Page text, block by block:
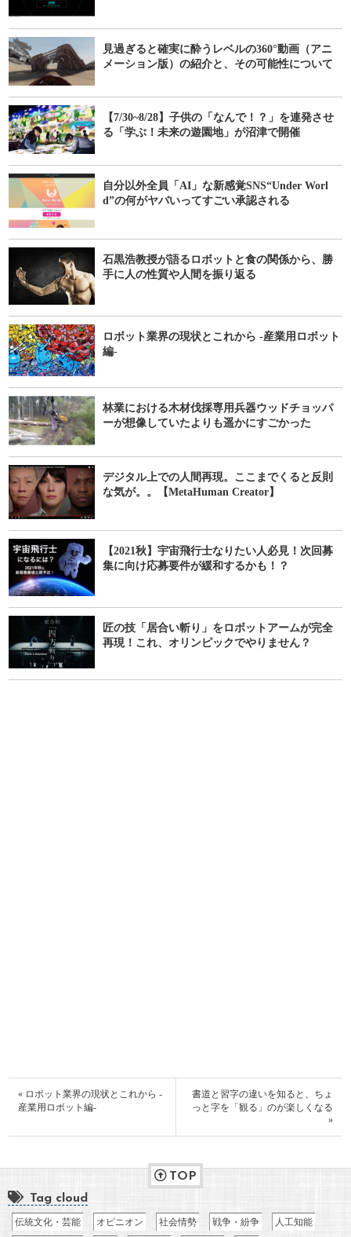
見過ぎると確実に酔うレベルの360°動画（アニ
メーション版）の紹介と、その可能性について
【7/30~8/28】子供の「なんで！？」を連発させ
る「学ぶ！未来の遊園地」が沼津で開催
自分以外全員「AI」な新感覚SNS“Under Worl
d”の何がヤバいってすごい承認される
石黒浩教授が語るロボットと食の関係から、勝
手に人の性質や人間を振り返る
ロボット業界の現状とこれから -産業用ロボット
編-
林業における木材伐採専用兵器ウッドチョッパ
ーが想像していたよりも遥かにすごかった
デジタル上での人間再現。ここまでくると反則
な気が。。【MetaHuman Creator】
【2021秋】宇宙飛行士なりたい人必見！次回募
集に向け応募要件が緩和するかも！？
匠の技「居合い斬り」をロボットアームが完全
再現！これ、オリンピックでやりません？
« ロボット業界の現状とこれから -
産業用ロボット編-
書道と習字の違いを知ると、ちょ
っと字を「観る」のが楽しくなる
»
TOP
Tag cloud
伝統文化・芸能 オピニオン 社会情勢 戦争・紛争 人工知能